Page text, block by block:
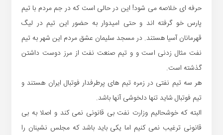
حرفه ای خلاصه می شود! این در حالی است که در جم مردم با تیم
پارس خو گرفته اند و حتی امیدوار به حضور این تیم در لیگ
قهرمانان آسیا هستند. در مسجد سلیمان عشق مردم این شهر به تیم
نفت مثال زدنی است و و تیم صنعت نفت از مرز دوست داشتن
گذشته است.
هر سه تیم نفتی در زمره تیم های پرطرفدار فوتبال ایران هستند و
تیم فوتبال شاید تنها دلخوشی آنها باشد.
البته که خوشحالیم وزارت نفت بی قانونی نمی کند و اصلا به بی
قانونی ترغیب نمی کنیم اما یکی باید باشد که مجلس نشینان را